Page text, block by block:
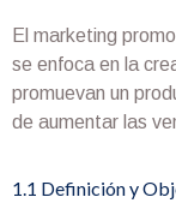
El marketing
se enfoca en la
promuevan un
de aumentar las
1.1 Definición y